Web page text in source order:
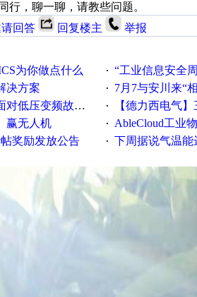
行，聊一聊，请教些问题。
回答 回复楼主 举报
为你做点什么 · “工业信息安全周之我见”
决方案 · 7月7与安川来“
障，老手是这样解决的！ · 【德力西电气】三
赢无人机 · AbleCloud工业物联
奖励发放公告 · 下周据说气温能